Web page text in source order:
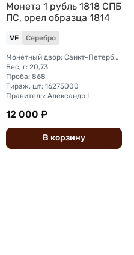
Монета 1 рубль 1818 СПБ
ПС, орел образца 1814
VF Серебро
Монетный двор: Санкт-Петербургский монетный двор
Вес, г: 20,73
Проба: 868
Тираж, шт: 16275000
Правитель: Александр I
12 000 ₽
В корзину